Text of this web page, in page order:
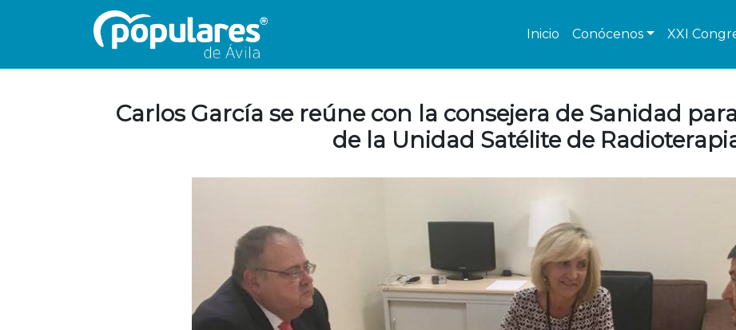
Inicio Conócenos XXI
Carlos García se reúne con la consejera de Sanidad
de la Unidad Satélite de